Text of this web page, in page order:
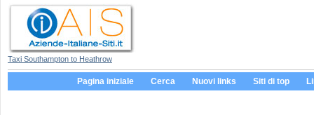
Taxi Southampton to Heathrow
Pagina iniziale Cerca Nuovi links Siti di top